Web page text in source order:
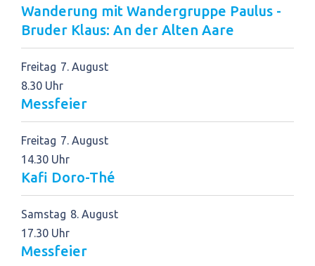
Wanderung mit Wandergruppe Paulus -
Bruder Klaus: An der Alten Aare
Freitag 7 August
8.30 Uhr
Messfeier
Freitag 7 August
14.30 Uhr
Kafi Doro-Thé
Samstag 8 August
17.30 Uhr
Messfeier